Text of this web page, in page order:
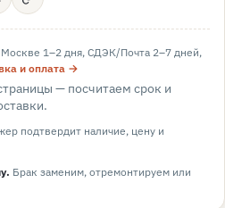
1–2 дня, СДЭК/Почта 2–7 дней,
и оплата →
— посчитаем срок и
подтвердит наличие, цену и
Брак заменим, отремонтируем или